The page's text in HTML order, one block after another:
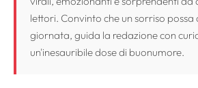
lettori. Convinto che un sorriso possa
giornata, guida la redazione con
un'inesauribile dose di buonumore.